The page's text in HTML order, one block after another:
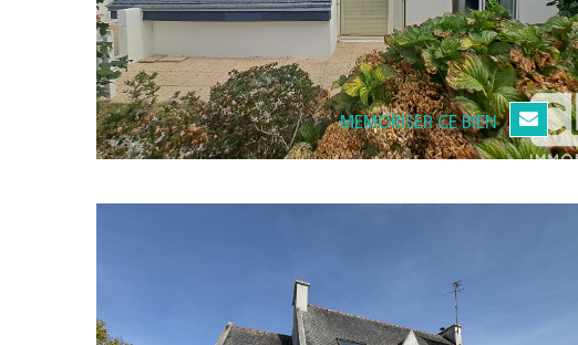
MEMORISER CE BIEN